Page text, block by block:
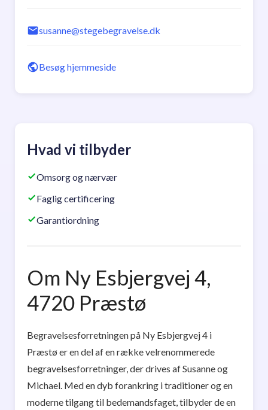
Hvad vi tilbyder
Omsorg og nærvær
Faglig certificering
Garantiordning
Om Ny Esbjergvej 4,
4720 Præstø
Begravelsesforretningen på Ny Esbjergvej 4 i
Præstø er en del af en række velrenommerede
begravelsesforretninger, der drives af Susanne og
Michael. Med en dyb forankring i traditioner og en
moderne tilgang til bedemandsfaget, tilbyder de en
susanne@stegebegravelse.dk
Besøg hjemmeside